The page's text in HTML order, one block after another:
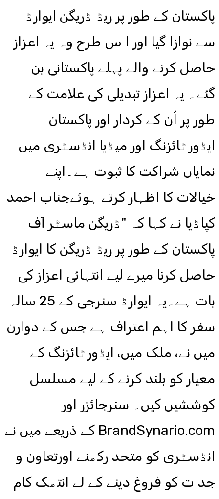
پاکستان کے طور پر ریڈ ڈریگن ایوارڈ
سے نوازا گیا اور ا س طرح وہ یہ اعزاز
حاصل کرنے والے پہلے پاکستانی بن
گئے۔ یہ اعزاز تبدیلی کی علامت کے
طور پر اُن کے کردار اور پاکستان
ایڈورٹائزنگ اور میڈیا انڈسٹری میں
نمایاں شراکت کا ثبوت ہے۔اپنے
خیالات کا اظہار کرتے ہوئےجناب احمد
کپاڈیا نے کہا کہ "ڈریگن ماسٹر آف
پاکستان کے طور پر ریڈ ڈریگن کا ایوارڈ
حاصل کرنا میرے لیے انتہائی اعزاز کی
بات ہے۔یہ ایوارڈ سنرجی کے 25 سالہ
سفر کا اہم اعتراف ہے جس کے دوارن
میں نے، ملک میں، ایڈورٹائزنگ کے
معیار کو بلند کرنے کے لیے مسلسل
کوششیں کیں۔ سنرجائزر اور
BrandSynario.com کے ذریعے میں نے
انڈسٹری کو متحد رکھنے اورتعاون و
جد ت کو فروغ دینے کے لے انتھک کام